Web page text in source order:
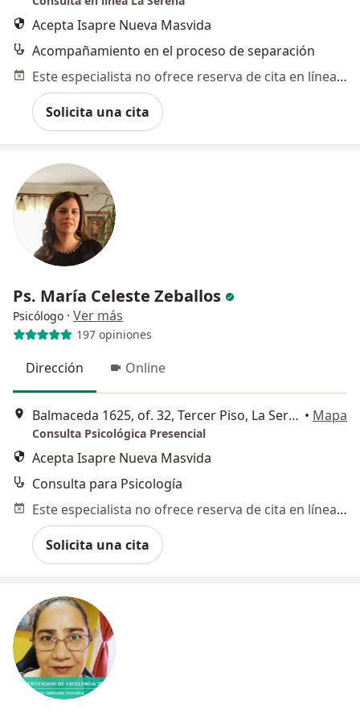
Acepta Isapre Nueva Masvida
Acompañamiento en el proceso de separación
Este especialista no ofrece reserva de cita en línea en esta dirección.
Solicita una cita
Ps. María Celeste Zeballos
Psicólogo · Ver más
197 opiniones
Dirección Online
Balmaceda 1625, of. 32, Tercer Piso, La Serena • Mapa
Consulta Psicológica Presencial
Acepta Isapre Nueva Masvida
Consulta para Psicología
Este especialista no ofrece reserva de cita en línea en esta dirección.
Solicita una cita